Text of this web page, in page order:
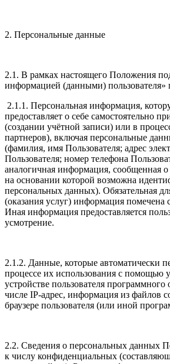
2. Персональные данные
2.1. В рамках настоящего Положения
информацией (данными) пользователя»
2.1.1. Персональная информация,
предоставляет о себе самостоятельно
(создании учётной записи) или в
партнеров), включая персональные
(фамилия, имя Пользователя; адрес
Пользователя; номер телефона
аналогичная информация, сообщенная о
на основании которой возможна
персональных данных). Обязательная
(оказания услуг) информация помечена
Иная информация предоставляется
усмотрение.
2.1.2. Данные, которые автоматически
процессе их использования с помощью
устройстве пользователя программного
числе IP-адрес, информация из файлов
браузере пользователя (или иной
2.2. Сведения о персональных данных
к числу конфиденциальных